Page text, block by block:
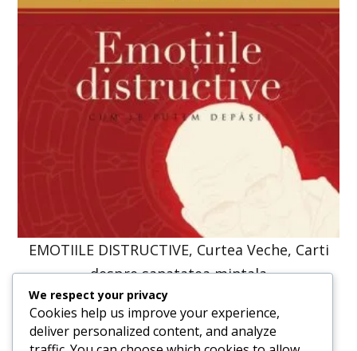
EMOTIILE DISTRUCTIVE, Curtea Veche, Carti
despre sanatatea mintala
61,31lei
We respect your privacy
Cookies help us improve your experience,
deliver personalized content, and analyze